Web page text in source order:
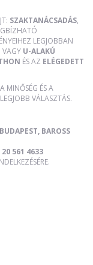
SZAKTANÁCSADÁS,
LEGJOBBAN
VAGY U-ALAKÚ
ÉS AZ ELÉGEDETT
MINŐSÉG ÉS A
VÁLASZTÁS.
BAROSS
20 561 4633